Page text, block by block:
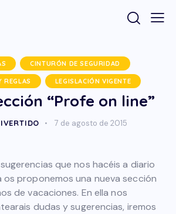
CINTURÓN DE SEGURIDAD
REGLAS LEGISLACIÓN VIGENTE
“Profe on line”
7 de agosto de 2015
que nos hacéis a diario
os proponemos una nueva sección
de vacaciones. En ella nos
dudas y sugerencias, iremos